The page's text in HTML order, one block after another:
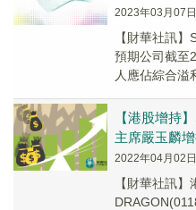
2023年03月07
【財華社訊
預期公司截至
人應佔綜合溢
【港股增持
主席嚴玉麟
2022年04月02
【財華社訊